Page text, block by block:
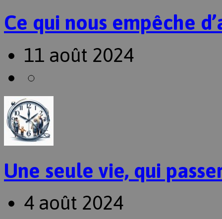
Ce qui nous empêche
11 août 2024
Une seule vie, qui
4 août 2024